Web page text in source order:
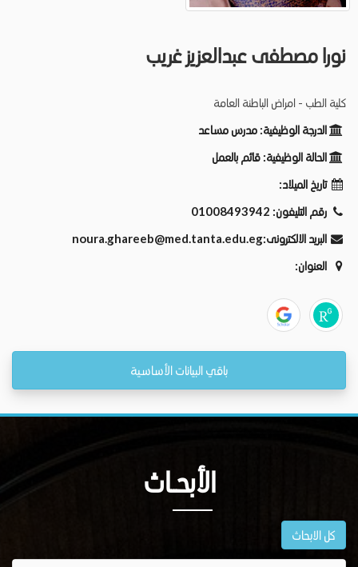
نورا مصطفى عبدالعزيز غريب
كلية الطب - امراض الباطنة العامة
الدرجة الوظيفية: مدرس مساعد
الحالة الوظيفية: قائم بالعمل
تاريخ الميلاد:
رقم التليفون: 01008493942
البريد الالكترونى:noura.ghareeb@med.tanta.edu.eg
العنوان:
باقي البيانات الأساسية
الأبحــاث
كل الابحاث